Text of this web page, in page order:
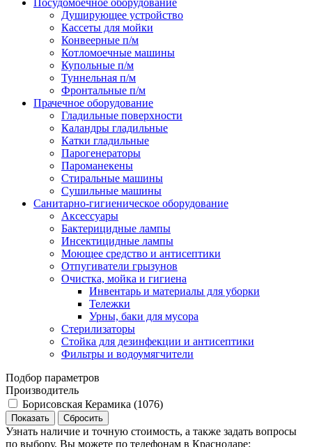
Посудомоечное оборудование
Душирующее устройство
Кассеты для мойки
Конвеерные п/м
Котломоечные машины
Купольные п/м
Туннельная п/м
Фронтальные п/м
Прачечное оборудование
Гладильные поверхности
Каландры гладильные
Катки гладильные
Парогенераторы
Пароманекены
Стиральные машины
Сушильные машины
Санитарно-гигиеническое оборудование
Аксессуары
Бактерицидные лампы
Инсектицидные лампы
Моющее средство и антисептики
Отпугиватели грызунов
Очистка, мойка и гигиена
Инвентарь и материалы для уборки
Тележки
Урны, баки для мусора
Стерилизаторы
Стойка для дезинфекции и антисептики
Фильтры и водоумягчители
Подбор параметров
Производитель
Борисовская Керамика (1076)
Узнать наличие и точную стоимость, а также задать вопросы
по выбору, Вы можете по телефонам в Краснодаре: